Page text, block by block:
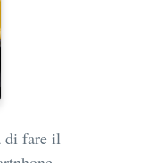
di fare il